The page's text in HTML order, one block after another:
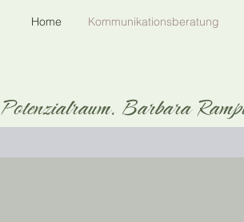
Home Kommunikationsberatung
Potenzialraum. Barbara